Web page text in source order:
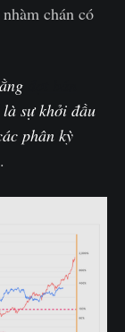
chán có
sự khởi đầu
phân kỳ
.